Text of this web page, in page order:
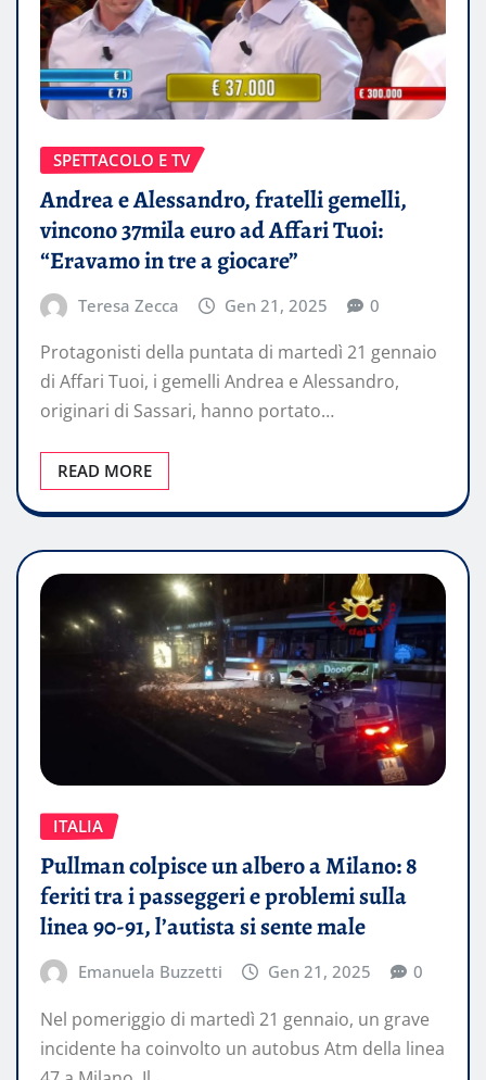
SPETTACOLO E TV
Andrea e Alessandro, fratelli gemelli,
vincono 37mila euro ad Affari Tuoi:
“Eravamo in tre a giocare”
Teresa Zecca Gen 21, 2025 0
Protagonisti della puntata di martedì 21 gennaio
di Affari Tuoi, i gemelli Andrea e Alessandro,
originari di Sassari, hanno portato…
READ MORE
ITALIA
Pullman colpisce un albero a Milano: 8
feriti tra i passeggeri e problemi sulla
linea 90-91, l’autista si sente male
Emanuela Buzzetti Gen 21, 2025 0
Nel pomeriggio di martedì 21 gennaio, un grave
incidente ha coinvolto un autobus Atm della linea